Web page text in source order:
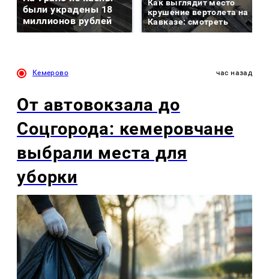
были украдены 18
миллионов рублей
Как выглядит место
крушение вертолета на
Кавказе: смотреть
Кемерово час назад
От автовокзала до
Соцгорода: кемеровчане
выбрали места для
уборки